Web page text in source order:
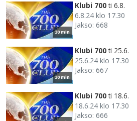
30 min
Klubi 700 ti 6.8.
6.8.24 klo 17.30
Jakso: 668
30 min
Klubi 700 ti 25.6.
25.6.24 klo 17.30
Jakso: 667
Klubi 700 ti 18.6.
18.6.24 klo 17.30
Jakso: 666